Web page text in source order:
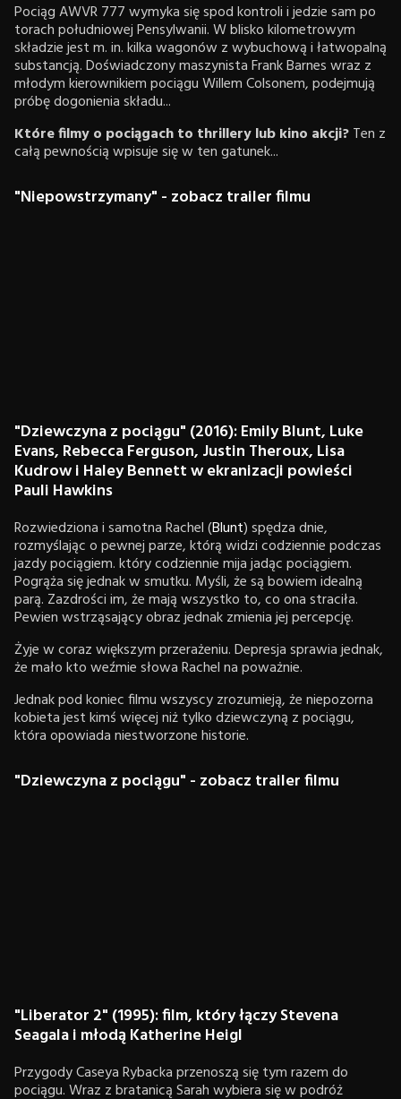
Pociąg AWVR 777 wymyka się spod kontroli i jedzie sam po
torach południowej Pensylwanii. W blisko kilometrowym
składzie jest m. in. kilka wagonów z wybuchową i łatwopalną
substancją. Doświadczony maszynista Frank Barnes wraz z
młodym kierownikiem pociągu Willem Colsonem, podejmują
próbę dogonienia składu...
Które filmy o pociągach to thrillery lub kino akcji?Ten z
całą pewnością wpisuje się w ten gatunek...
"Niepowstrzymany" - zobacz trailer filmu
"Dziewczyna z pociągu" (2016): Emily Blunt, Luke
Evans, Rebecca Ferguson, Justin Theroux, Lisa
Kudrow i Haley Bennett w ekranizacji powieści
Pauli Hawkins
Rozwiedziona i samotna Rachel (Blunt) spędza dnie,
rozmyślając o pewnej parze, którą widzi codziennie podczas
jazdy pociągiem. który codziennie mija jadąc pociągiem.
Pogrąża się jednak w smutku. Myśli, że są bowiem idealną
parą. Zazdrości im, że mają wszystko to, co ona straciła.
Pewien wstrząsający obraz jednak zmienia jej percepcję.
Żyje w coraz większym przerażeniu. Depresja sprawia jednak,
że mało kto weźmie słowa Rachel na poważnie.
Jednak pod koniec filmu wszyscy zrozumieją, że niepozorna
kobieta jest kimś więcej niż tylko dziewczyną z pociągu,
która opowiada niestworzone historie.
"Dziewczyna z pociągu" - zobacz trailer filmu
"Liberator 2" (1995): film, który łączy Stevena
Seagala i młodą Katherine Heigl
Przygody Caseya Rybacka przenoszą się tym razem do
pociągu. Wraz z bratanicą Sarah wybiera się w podróż